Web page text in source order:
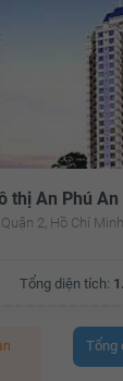
thị An Phú An
2, Hồ Chí Minh
Tổng diện tích:
Tổng